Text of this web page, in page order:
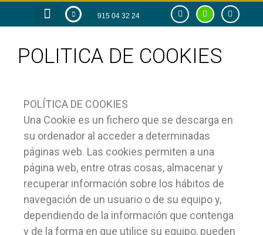
915 04 32 24
POLITICA DE COOKIES
POLÍTICA DE COOKIES
Una Cookie es un fichero que se descarga en
su ordenador al acceder a determinadas
páginas web. Las cookies permiten a una
página web, entre otras cosas, almacenar y
recuperar información sobre los hábitos de
navegación de un usuario o de su equipo y,
dependiendo de la información que contenga
y de la forma en que utilice su equipo, pueden